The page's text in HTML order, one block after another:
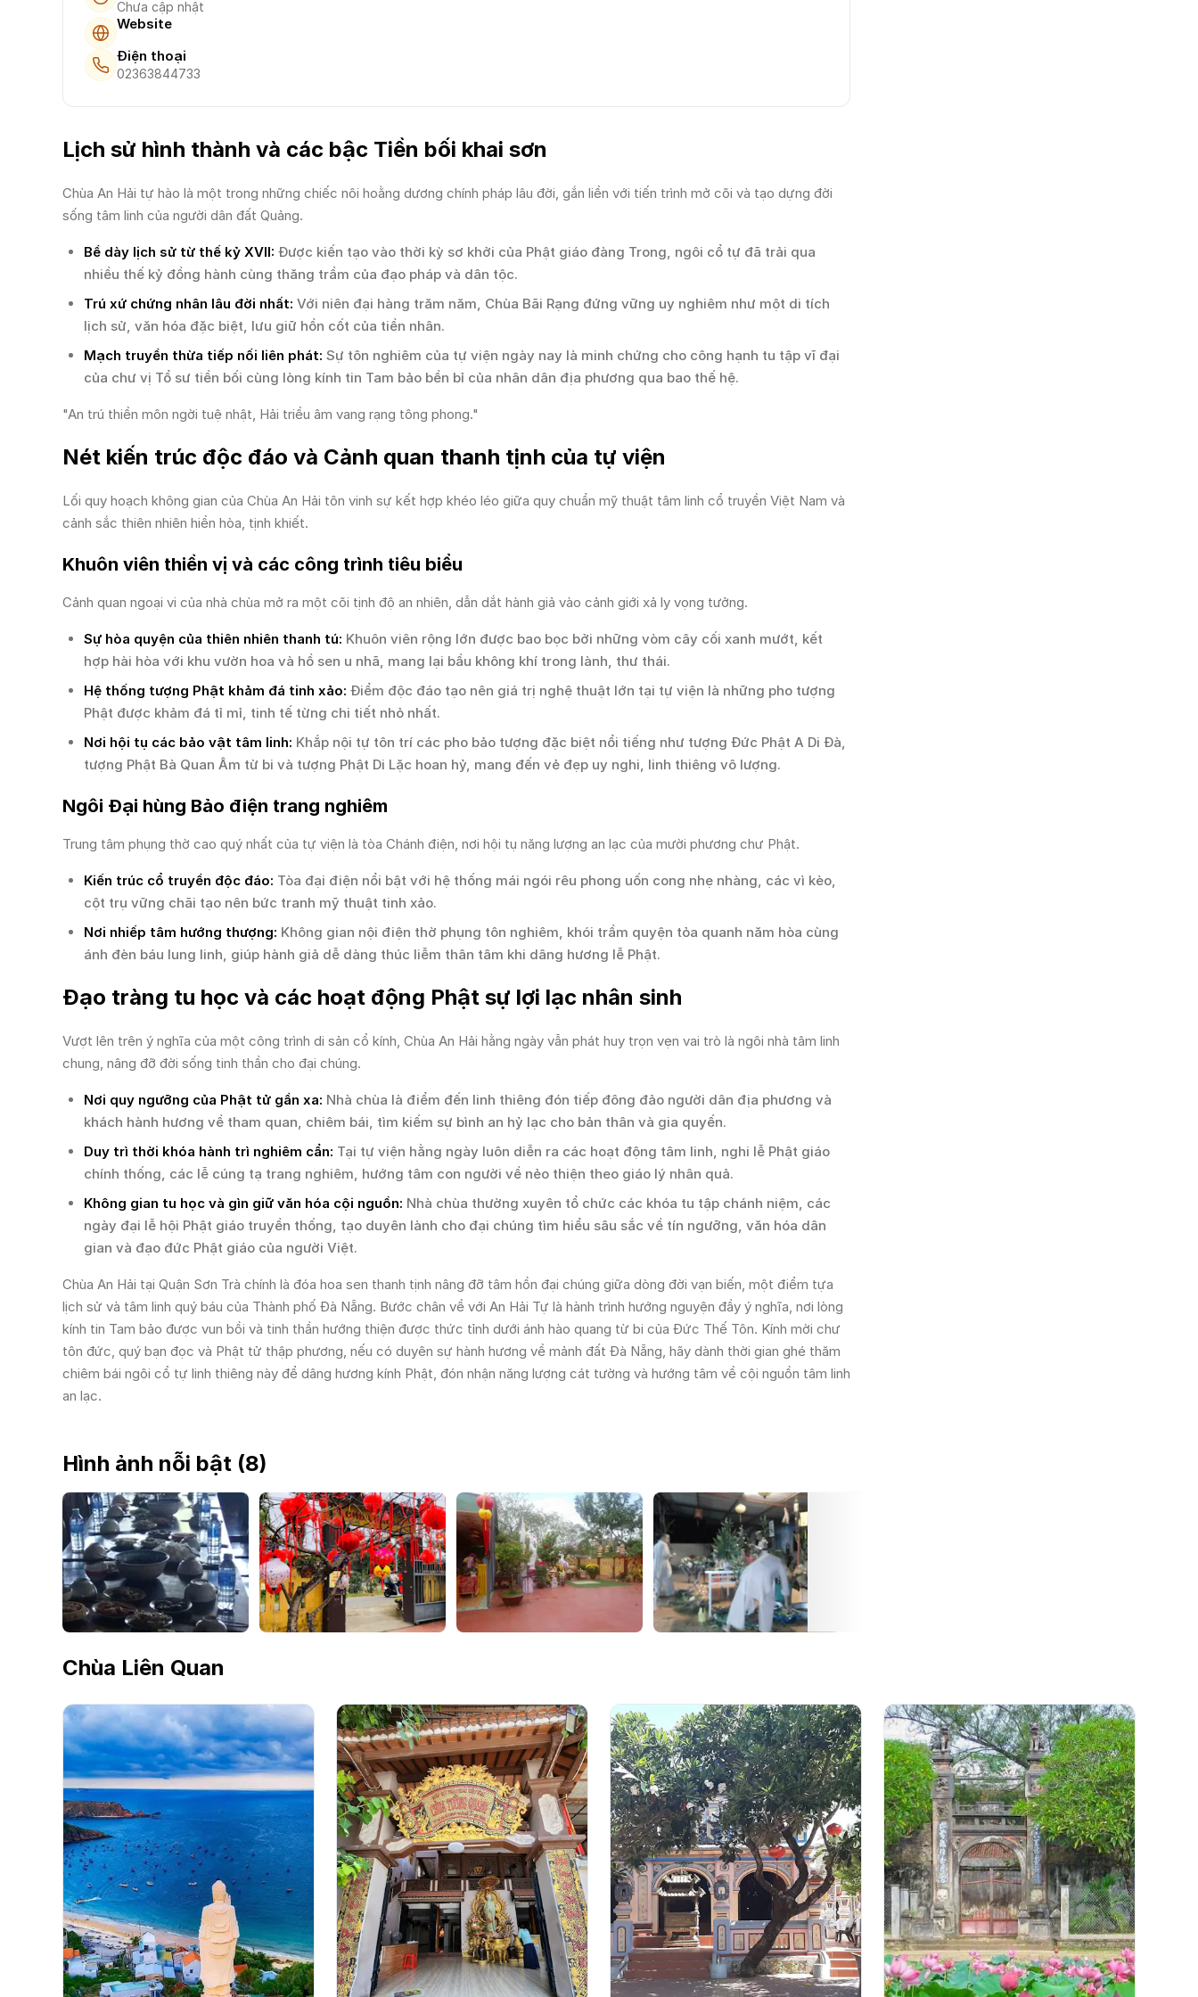
Chưa cập nhật
Website
Điện thoại
02363844733
Lịch sử hình thành và các bậc Tiền bối khai sơn
Chùa An Hải tự hào là một trong những chiếc nôi hoằng dương chính pháp lâu đời, gắn liền với tiến trình mở cõi và tạo dựng đời
sống tâm linh của người dân đất Quảng.
Bề dày lịch sử từ thế kỷ XVII: Được kiến tạo vào thời kỳ sơ khởi của Phật giáo đàng Trong, ngôi cổ tự đã trải qua
nhiều thế kỷ đồng hành cùng thăng trầm của đạo pháp và dân tộc.
Trú xứ chứng nhân lâu đời nhất: Với niên đại hàng trăm năm, Chùa Bãi Rạng đứng vững uy nghiêm như một di tích
lịch sử, văn hóa đặc biệt, lưu giữ hồn cốt của tiền nhân.
Mạch truyền thừa tiếp nối liên phát: Sự tôn nghiêm của tự viện ngày nay là minh chứng cho công hạnh tu tập vĩ đại
của chư vị Tổ sư tiền bối cùng lòng kính tin Tam bảo bền bỉ của nhân dân địa phương qua bao thế hệ.
"An trú thiền môn ngời tuệ nhật, Hải triều âm vang rạng tông phong."
Nét kiến trúc độc đáo và Cảnh quan thanh tịnh của tự viện
Lối quy hoạch không gian của Chùa An Hải tôn vinh sự kết hợp khéo léo giữa quy chuẩn mỹ thuật tâm linh cổ truyền Việt Nam và
cảnh sắc thiên nhiên hiền hòa, tịnh khiết.
Khuôn viên thiền vị và các công trình tiêu biểu
Cảnh quan ngoại vi của nhà chùa mở ra một cõi tịnh độ an nhiên, dẫn dắt hành giả vào cảnh giới xả ly vọng tưởng.
Sự hòa quyện của thiên nhiên thanh tú: Khuôn viên rộng lớn được bao bọc bởi những vòm cây cối xanh mướt, kết
hợp hài hòa với khu vườn hoa và hồ sen u nhã, mang lại bầu không khí trong lành, thư thái.
Hệ thống tượng Phật khảm đá tinh xảo: Điểm độc đáo tạo nên giá trị nghệ thuật lớn tại tự viện là những pho tượng
Phật được khảm đá tỉ mỉ, tinh tế từng chi tiết nhỏ nhất.
Nơi hội tụ các bảo vật tâm linh: Khắp nội tự tôn trí các pho bảo tượng đặc biệt nổi tiếng như tượng Đức Phật A Di Đà,
tượng Phật Bà Quan Âm từ bi và tượng Phật Di Lặc hoan hỷ, mang đến vẻ đẹp uy nghi, linh thiêng vô lượng.
Ngôi Đại hùng Bảo điện trang nghiêm
Trung tâm phụng thờ cao quý nhất của tự viện là tòa Chánh điện, nơi hội tụ năng lượng an lạc của mười phương chư Phật.
Kiến trúc cổ truyền độc đáo: Tòa đại điện nổi bật với hệ thống mái ngói rêu phong uốn cong nhẹ nhàng, các vì kèo,
cột trụ vững chãi tạo nên bức tranh mỹ thuật tinh xảo.
Nơi nhiếp tâm hướng thượng: Không gian nội điện thờ phụng tôn nghiêm, khói trầm quyện tỏa quanh năm hòa cùng
ánh đèn báu lung linh, giúp hành giả dễ dàng thúc liễm thân tâm khi dâng hương lễ Phật.
Đạo tràng tu học và các hoạt động Phật sự lợi lạc nhân sinh
Vượt lên trên ý nghĩa của một công trình di sản cổ kính, Chùa An Hải hằng ngày vẫn phát huy trọn vẹn vai trò là ngôi nhà tâm linh
chung, nâng đỡ đời sống tinh thần cho đại chúng.
Nơi quy ngưỡng của Phật tử gần xa: Nhà chùa là điểm đến linh thiêng đón tiếp đông đảo người dân địa phương và
khách hành hương về tham quan, chiêm bái, tìm kiếm sự bình an hỷ lạc cho bản thân và gia quyến.
Duy trì thời khóa hành trì nghiêm cẩn: Tại tự viện hằng ngày luôn diễn ra các hoạt động tâm linh, nghi lễ Phật giáo
chính thống, các lễ cúng tạ trang nghiêm, hướng tâm con người về nẻo thiện theo giáo lý nhân quả.
Không gian tu học và gìn giữ văn hóa cội nguồn: Nhà chùa thường xuyên tổ chức các khóa tu tập chánh niệm, các
ngày đại lễ hội Phật giáo truyền thống, tạo duyên lành cho đại chúng tìm hiểu sâu sắc về tín ngưỡng, văn hóa dân
gian và đạo đức Phật giáo của người Việt.
Chùa An Hải tại Quận Sơn Trà chính là đóa hoa sen thanh tịnh nâng đỡ tâm hồn đại chúng giữa dòng đời vạn biến, một điểm tựa
lịch sử và tâm linh quý báu của Thành phố Đà Nẵng. Bước chân về với An Hải Tự là hành trình hướng nguyện đầy ý nghĩa, nơi lòng
kính tin Tam bảo được vun bồi và tinh thần hướng thiện được thức tỉnh dưới ánh hào quang từ bi của Đức Thế Tôn. Kính mời chư
tôn đức, quý bạn đọc và Phật tử thập phương, nếu có duyên sự hành hương về mảnh đất Đà Nẵng, hãy dành thời gian ghé thăm
chiêm bái ngôi cổ tự linh thiêng này để dâng hương kính Phật, đón nhận năng lượng cát tường và hướng tâm về cội nguồn tâm linh
an lạc.
Hình ảnh nỗi bật (8)
Chùa Liên Quan